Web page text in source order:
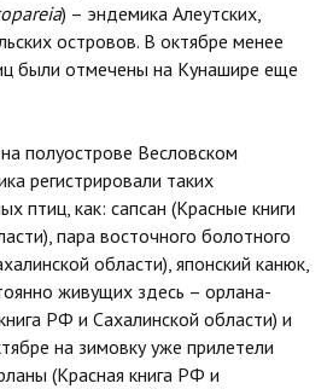
) – эндемика Алеутских,
островов. В октябре менее
были отмечены на Кунашире еще
полуострове Весловском
регистрировали таких
птиц, как: сапсан (Красные книги
пара восточного болотного
области), японский канюк,
живущих здесь – орлана-
РФ и Сахалинской области) и
на зимовку уже прилетели
(Красная книга РФ и